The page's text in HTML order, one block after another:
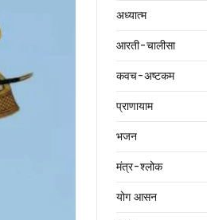
अध्यात्म
आरती-चालीसा
कवच-अष्टकम
प्राणायाम
भजन
मंत्र-श्लोक
योग आसन